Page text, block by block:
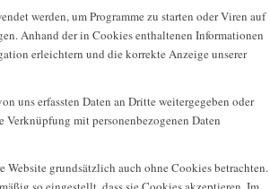
werden, um Programme zu starten oder Viren auf
Anhand der in Cookies enthaltenen Informationen
erleichtern und die korrekte Anzeige unserer
uns erfassten Daten an Dritte weitergegeben oder
mit personenbezogenen Daten
Website grundsätzlich auch ohne Cookies betrachten.